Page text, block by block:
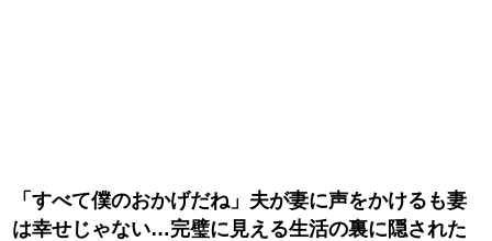
「すべて僕のおかげだね」夫が妻に声をかけるも妻
は幸せじゃない…完璧に見える生活の裏に隠された